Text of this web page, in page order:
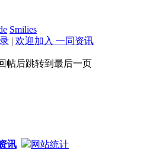
Smilies
| 欢迎加入 一同资讯
帖后跳转到最后一页
讯 网站统计